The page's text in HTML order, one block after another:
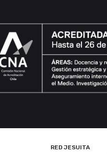
RED JESUITA